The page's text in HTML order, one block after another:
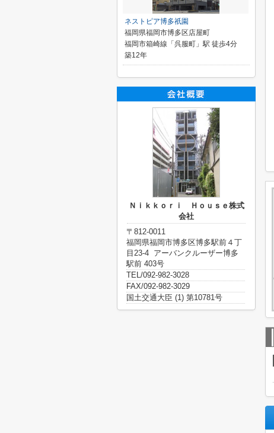
ネストピア博多祇園
福岡県福岡市博多区店屋町
福岡市箱崎線「呉服町」駅 徒歩4分
築12年
Ｎｉｋｋｏｒｉ Ｈｏｕｓｅ株式
会社
〒812-0011
福岡県福岡市博多区博多駅前４丁
目23-4 アーバンクルーザー博多
駅前 403号
TEL/092-982-3028
FAX/092-982-3029
国土交通大臣 (1) 第10781号